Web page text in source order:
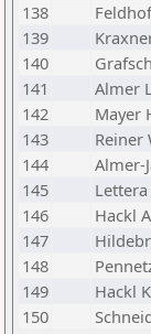
138
139
140
141
Almer
142
Mayer
143
Reiner
144
Almer-
145
146
Hackl
147
148
149
Hackl
150